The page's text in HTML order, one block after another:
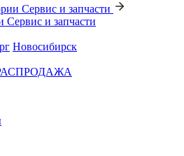
Сервис и запчасти
Сервис и запчасти
Новосибирск